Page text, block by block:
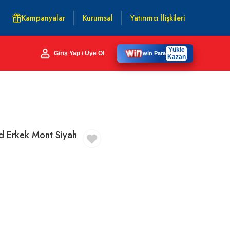
Kampanyalar Kurumsal Yatırımcı İlişkileri
Giriş Yap / Üye Ol win Para Yükle
Kazan
Erkek Mont Siyah